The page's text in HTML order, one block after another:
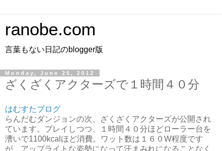
ranobe.com
言葉もない日記のblogger版
Monday, June 25, 2012
ざくざくアクターズで１時間４０分
はむすたブログ
らんだむダンジョンの次、ざくざくアクターズが公開され
ています。プレイしつつ、１時間４０分ほどローラー台を
漕いで1100kcalほど消費。ワット数は１６０W程度です
が、アップライトな姿勢になって汗まみれになることなく